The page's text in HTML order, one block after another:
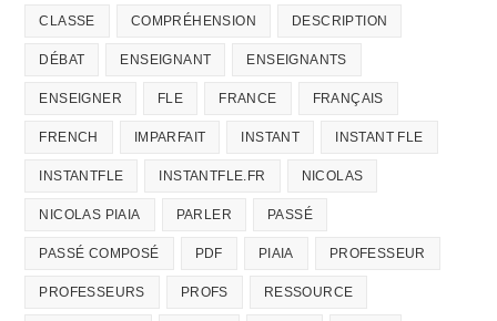
CLASSE COMPRÉHENSION DESCRIPTION
DÉBAT ENSEIGNANT ENSEIGNANTS
ENSEIGNER FLE FRANCE FRANÇAIS
FRENCH IMPARFAIT INSTANT INSTANT FLE
INSTANTFLE INSTANTFLE.FR NICOLAS
NICOLAS PIAIA PARLER PASSÉ
PASSÉ COMPOSÉ PDF PIAIA PROFESSEUR
PROFESSEURS PROFS RESSOURCE